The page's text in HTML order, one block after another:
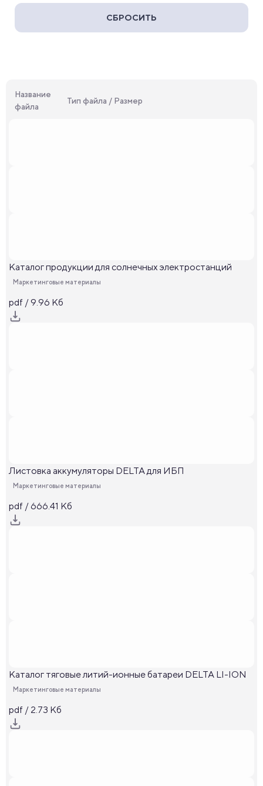
СБРОСИТЬ
Название
файла
Тип файла / Размер
Каталог продукции для солнечных электростанций
Маркетинговые материалы
pdf / 9.96 Кб
Листовка аккумуляторы DELTA для ИБП
Маркетинговые материалы
pdf / 666.41 Кб
Каталог тяговые литий-ионные батареи DELTA LI-ION
Маркетинговые материалы
pdf / 2.73 Кб